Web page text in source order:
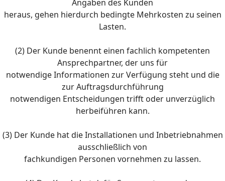
Angaben des Kunden
heraus, gehen hierdurch bedingte Mehrkosten zu seinen
Lasten.
(2) Der Kunde benennt einen fachlich kompetenten
Ansprechpartner, der uns für
notwendige Informationen zur Verfügung steht und die
zur Auftragsdurchführung
notwendigen Entscheidungen trifft oder unverzüglich
herbeiführen kann.
(3) Der Kunde hat die Installationen und Inbetriebnahmen
ausschließlich von
fachkundigen Personen vornehmen zu lassen.